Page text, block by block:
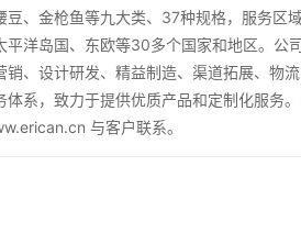
豆、金枪鱼等九大类、37种规格，服务区
平洋岛国、东欧等30多个国家和地区。公
销、设计研发、精益制造、渠道拓展、物
体系，致力于提供优质产品和定制化服务
与客户联系。